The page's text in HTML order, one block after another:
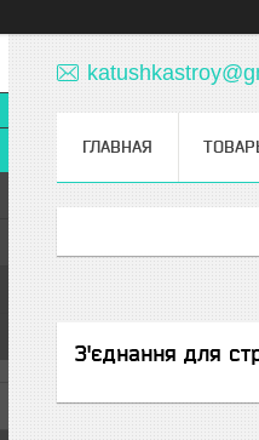
ГЛАВНАЯ
З'єднання для